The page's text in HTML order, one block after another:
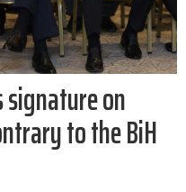
signature on
to the BiH